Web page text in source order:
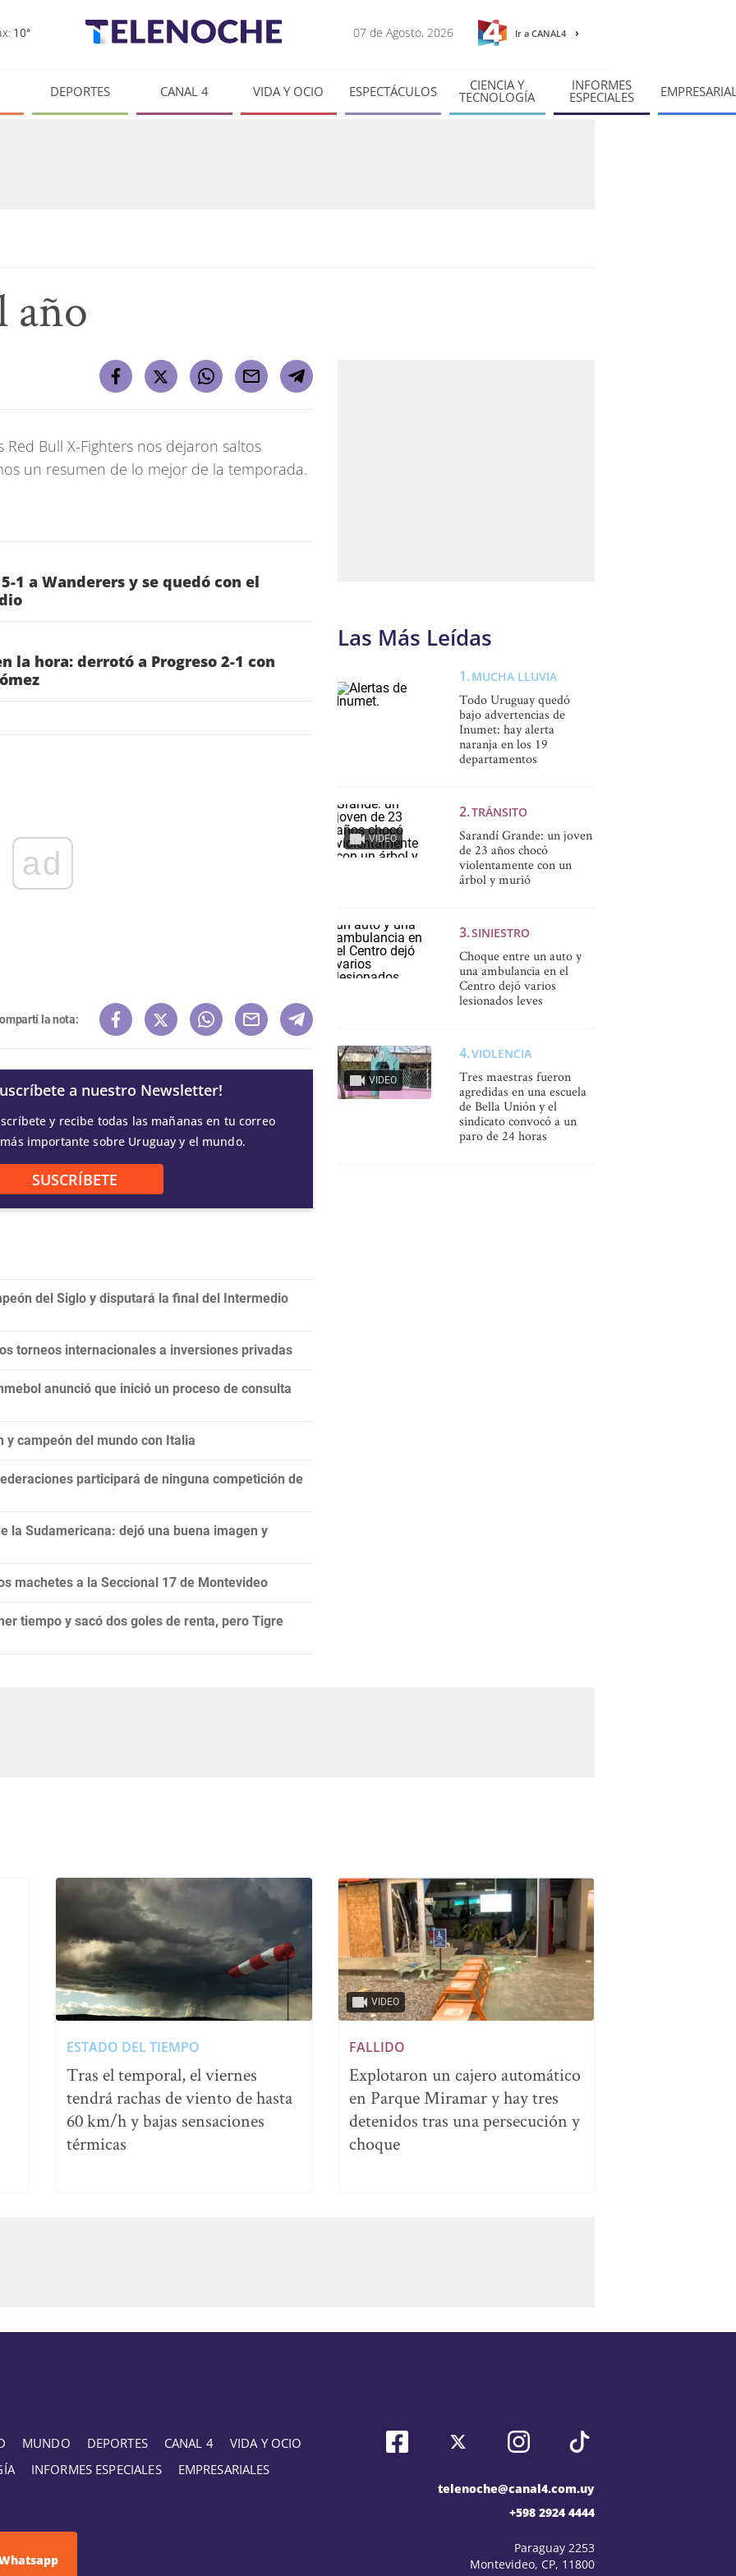
10° 07 de Agosto, 2026 Ir a CANAL4
DEPORTES CANAL 4 VIDA Y OCIO ESPECTÁCULOS CIENCIA Y
TECNOLOGÍA
INFORMES
ESPECIALES
año
Bull X-Fighters nos dejaron saltos
un resumen de lo mejor de la temporada.
1 a Wanderers y se quedó con el
la hora: derrotó a Progreso 2-1 con
ad
la nota:
a nuestro Newsletter!
y recibe todas las mañanas en tu correo
importante sobre Uruguay y el mundo.
SUSCRÍBETE
del Siglo y disputará la final del Intermedio
torneos internacionales a inversiones privadas
anunció que inició un proceso de consulta
y campeón del mundo con Italia
participará de ninguna competición de
la Sudamericana: dejó una buena imagen y
machetes a la Seccional 17 de Montevideo
tiempo y sacó dos goles de renta, pero Tigre
Las Más Leídas
MUCHA LLUVIA
Todo Uruguay quedó
bajo advertencias de
Inumet: hay alerta
naranja en los 19
departamentos
VIDEO
TRÁNSITO
Sarandí Grande: un joven
de 23 años chocó
violentamente con un
árbol y murió
SINIESTRO
Choque entre un auto y
una ambulancia en el
Centro dejó varios
lesionados leves
VIDEO
VIOLENCIA
Tres maestras fueron
agredidas en una escuela
de Bella Unión y el
sindicato convocó a un
paro de 24 horas
ESTADO DEL TIEMPO
Tras el temporal, el viernes
tendrá rachas de viento de hasta
60 km/h y bajas sensaciones
térmicas
VIDEO
FALLIDO
Explotaron un cajero automático
en Parque Miramar y hay tres
detenidos tras una persecución y
choque
MUNDO DEPORTES CANAL 4
VIDA Y OCIO
INFORMES ESPECIALES EMPRESARIALES
telenoche@canal4.com.uy
+598 2924 4444
Paraguay 2253
Montevideo, CP, 11800